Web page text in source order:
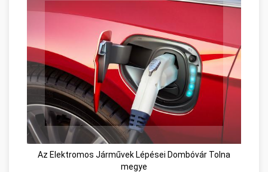
Az Elektromos Járművek Lépései Dombóvár Tolna
megye